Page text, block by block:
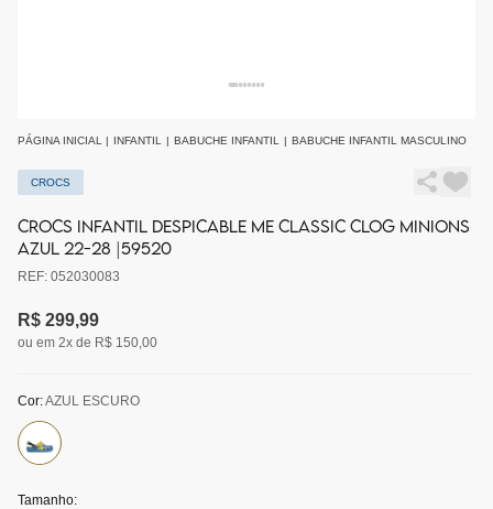
PÁGINA INICIAL | INFANTIL | BABUCHE INFANTIL | BABUCHE INFANTIL MASCULINO
CROCS
CROCS INFANTIL DESPICABLE ME CLASSIC CLOG MINIONS
AZUL 22-28 |59520
REF: 052030083
R$ 299,99
ou em 2x de R$ 150,00
Cor:AZUL ESCURO
Tamanho: